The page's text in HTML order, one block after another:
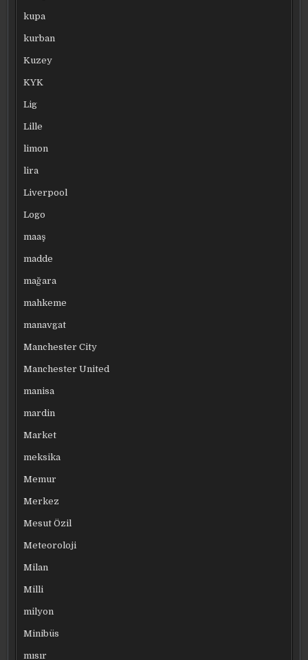
kupa
kurban
Kuzey
KYK
Lig
Lille
limon
lira
Liverpool
Logo
maaş
madde
mağara
mahkeme
manavgat
Manchester City
Manchester United
manisa
mardin
Market
meksika
Memur
Merkez
Mesut Özil
Meteoroloji
Milan
Milli
milyon
Minibüs
mısır